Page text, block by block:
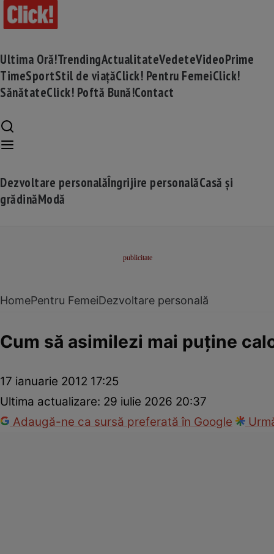
Ultima Oră!TrendingActualitateVedeteVideoPrime
TimeSportStil de viațăClick! Pentru FemeiClick!
SănătateClick! Poftă Bună!Contact
Dezvoltare personalăÎngrijire personalăCasă și
grădinăModă
HomePentru FemeiDezvoltare personală
Cum să asimilezi mai puţine
17 ianuarie 2012 17:25
Ultima actualizare: 29 iulie 2026 20:37
Adaugă-ne ca sursă preferată în Google